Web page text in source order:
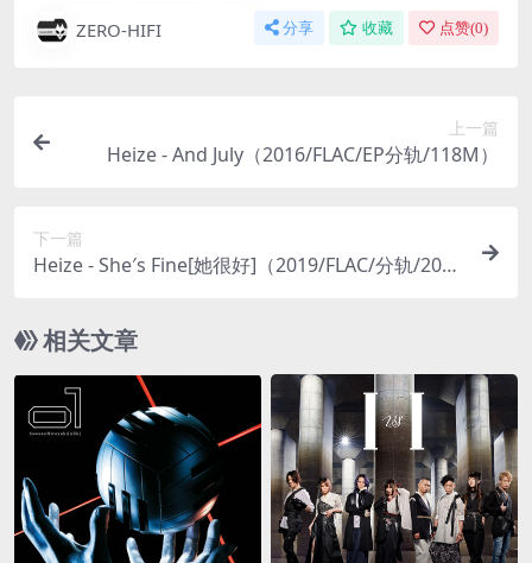
ZERO-HIFI 分享 收藏 点赞(0)
上一篇
Heize - And July（2016/FLAC/EP分轨/118M）
下一篇
Heize - She′s Fine[她很好]（2019/FLAC/分轨/208
相关文章